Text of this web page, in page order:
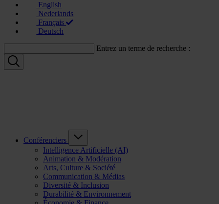
English
Nederlands
Français
Deutsch
Entrez un terme de recherche :
Conférenciers
Intelligence Artificielle (AI)
Animation & Modération
Arts, Culture & Société
Communication & Médias
Diversité & Inclusion
Durabilité & Environnement